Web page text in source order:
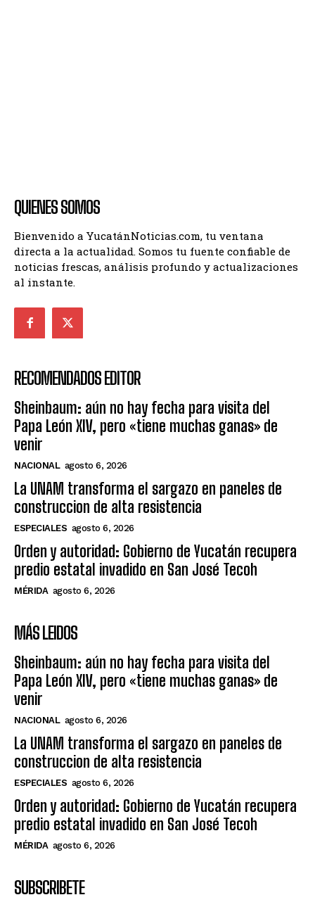
QUIENES SOMOS
Bienvenido a YucatánNoticias.com, tu ventana
directa a la actualidad. Somos tu fuente confiable de
noticias frescas, análisis profundo y actualizaciones
al instante.
RECOMENDADOS EDITOR
Sheinbaum: aún no hay fecha para visita del
Papa León XIV, pero «tiene muchas ganas» de
venir
NACIONAL agosto 6, 2026
La UNAM transforma el sargazo en paneles de
construccion de alta resistencia
ESPECIALES agosto 6, 2026
Orden y autoridad: Gobierno de Yucatán recupera
predio estatal invadido en San José Tecoh
MÉRIDA agosto 6, 2026
MÁS LEIDOS
Sheinbaum: aún no hay fecha para visita del
Papa León XIV, pero «tiene muchas ganas» de
venir
NACIONAL agosto 6, 2026
La UNAM transforma el sargazo en paneles de
construccion de alta resistencia
ESPECIALES agosto 6, 2026
Orden y autoridad: Gobierno de Yucatán recupera
predio estatal invadido en San José Tecoh
MÉRIDA agosto 6, 2026
SUBSCRIBETE